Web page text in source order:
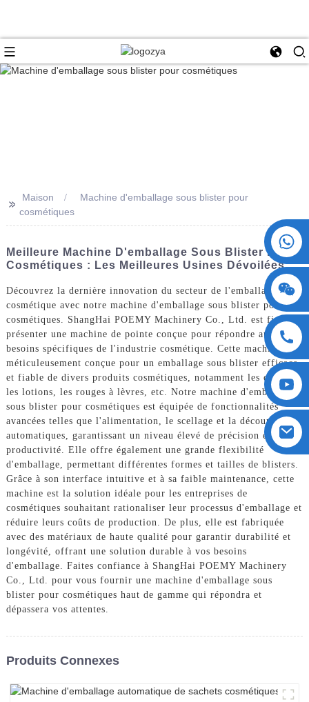
>>
Maison
Machine d'emballage sous blister pour
cosmétiques
Meilleure Machine D'emballage Sous Blister Pour
Cosmétiques : Les Meilleures Usines Dévoilées
Découvrez la dernière innovation du secteur de l'emballage
cosmétique avec notre machine d'emballage sous blister pour
cosmétiques. ShangHai POEMY Machinery Co., Ltd. est fier de
présenter une machine de pointe conçue pour répondre aux
besoins spécifiques de l'industrie cosmétique. Cette machine est
méticuleusement conçue pour un emballage sous blister efficace
et fiable de divers produits cosmétiques, notamment les crèmes,
les lotions, les rouges à lèvres, etc. Notre machine d'emballage
sous blister pour cosmétiques est équipée de fonctionnalités
avancées telles que l'alimentation, le scellage et la découpe
automatiques, garantissant un niveau élevé de précision et de
productivité. Elle offre également une grande flexibilité
d'emballage, permettant différentes formes et tailles de blisters.
Grâce à son interface intuitive et à sa faible maintenance, cette
machine est la solution idéale pour les entreprises de
cosmétiques souhaitant rationaliser leur processus d'emballage et
réduire leurs coûts de production. De plus, elle est fabriquée
avec des matériaux de haute qualité pour garantir durabilité et
longévité, offrant une solution durable à vos besoins
d'emballage. Faites confiance à ShangHai POEMY Machinery
Co., Ltd. pour vous fournir une machine d'emballage sous
blister pour cosmétiques haut de gamme qui répondra et
dépassera vos attentes.
Produits Connexes